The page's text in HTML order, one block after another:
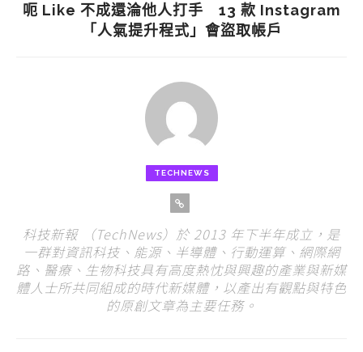
呃 Like 不成還淪他人打手 13 款 Instagram
「人氣提升程式」會盜取帳戶
TECHNEWS
科技新報 （TechNews）於 2013 年下半年成立，是
一群對資訊科技、能源、半導體、行動運算、網際網
路、醫療、生物科技具有高度熱忱與興趣的產業與新媒
體人士所共同組成的時代新媒體，以產出有觀點與特色
的原創文章為主要任務。